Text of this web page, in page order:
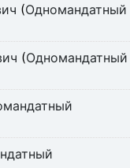
(Одномандатный
(Одномандатный